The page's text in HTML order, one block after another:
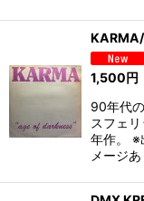
KARMA/
1,500円
90年代
スフェ
年作。 ※
メージ